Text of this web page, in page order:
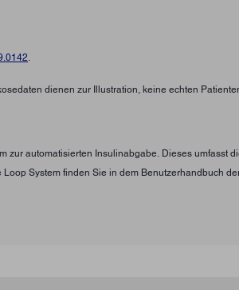
.
dienen zur Illustration, keine echten
automatisierten Insulinabgabe. Dieses umfasst
System finden Sie in dem Benutzerhandbuch